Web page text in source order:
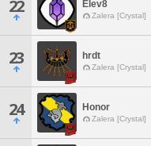
22 Elev8
Zalera [Crystal]
23 hrdt
Zalera [Crystal]
24 Honor
Zalera [Crystal]